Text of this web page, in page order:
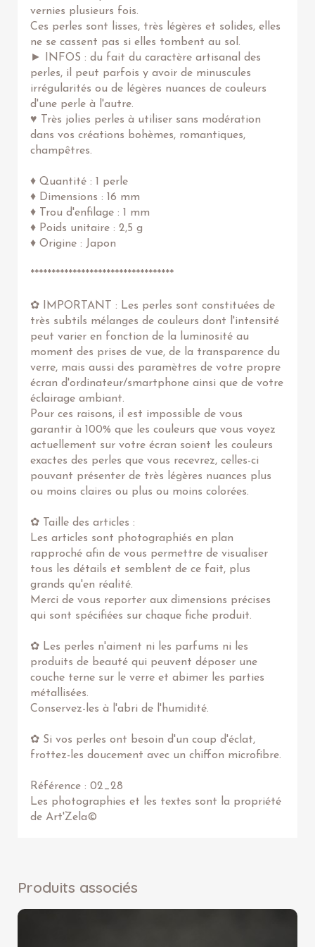
vernies plusieurs fois.
Ces perles sont lisses, très légères et solides, elles
ne se cassent pas si elles tombent au sol.
► INFOS : du fait du caractère artisanal des
perles, il peut parfois y avoir de minuscules
irrégularités ou de légères nuances de couleurs
d'une perle à l'autre.
♥ Très jolies perles à utiliser sans modération
dans vos créations bohèmes, romantiques,
champêtres.
♦ Quantité : 1 perle
♦ Dimensions : 16 mm
♦ Trou d'enfilage : 1 mm
♦ Poids unitaire : 2,5 g
♦ Origine : Japon
**********************************
✿ IMPORTANT : Les perles sont constituées de
très subtils mélanges de couleurs dont l'intensité
peut varier en fonction de la luminosité au
moment des prises de vue, de la transparence du
verre, mais aussi des paramètres de votre propre
écran d'ordinateur/smartphone ainsi que de votre
éclairage ambiant.
Pour ces raisons, il est impossible de vous
garantir à 100% que les couleurs que vous voyez
actuellement sur votre écran soient les couleurs
exactes des perles que vous recevrez, celles-ci
pouvant présenter de très légères nuances plus
ou moins claires ou plus ou moins colorées.
✿ Taille des articles :
Les articles sont photographiés en plan
rapproché afin de vous permettre de visualiser
tous les détails et semblent de ce fait, plus
grands qu'en réalité.
Merci de vous reporter aux dimensions précises
qui sont spécifiées sur chaque fiche produit.
✿ Les perles n'aiment ni les parfums ni les
produits de beauté qui peuvent déposer une
couche terne sur le verre et abimer les parties
métallisées.
Conservez-les à l'abri de l'humidité.
✿ Si vos perles ont besoin d'un coup d'éclat,
frottez-les doucement avec un chiffon microfibre.
Référence : 02_28
Les photographies et les textes sont la propriété
de Art'Zela©
Produits associés